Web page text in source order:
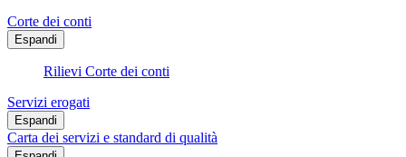
Corte dei conti
Espandi
Rilievi Corte dei conti
Servizi erogati
Espandi
Carta dei servizi e standard di qualità